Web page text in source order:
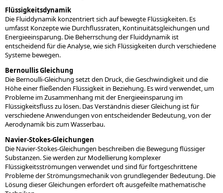
Flüssigkeitsdynamik
Die Fluiddynamik konzentriert sich auf bewegte Flüssigkeiten. Es
umfasst Konzepte wie Durchflussraten, Kontinuitätsgleichungen und
Energieeinsparung. Die Beherrschung der Fluiddynamik ist
entscheidend für die Analyse, wie sich Flüssigkeiten durch verschiedene
Systeme bewegen.
Bernoullis Gleichung
Die Bernoulli-Gleichung setzt den Druck, die Geschwindigkeit und die
Höhe einer fließenden Flüssigkeit in Beziehung. Es wird verwendet, um
Probleme im Zusammenhang mit der Energieeinsparung im
Flüssigkeitsfluss zu lösen. Das Verständnis dieser Gleichung ist für
verschiedene Anwendungen von entscheidender Bedeutung, von der
Aerodynamik bis zum Wasserbau.
Navier-Stokes-Gleichungen
Die Navier-Stokes-Gleichungen beschreiben die Bewegung flüssiger
Substanzen. Sie werden zur Modellierung komplexer
Flüssigkeitsströmungen verwendet und sind für fortgeschrittene
Probleme der Strömungsmechanik von grundlegender Bedeutung. Die
Lösung dieser Gleichungen erfordert oft ausgefeilte mathematische